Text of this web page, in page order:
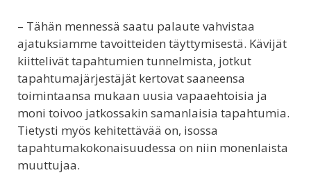
– Tähän mennessä saatu palaute vahvistaa
ajatuksiamme tavoitteiden täyttymisestä. Kävijät
kiittelivät tapahtumien tunnelmista, jotkut
tapahtumajärjestäjät kertovat saaneensa
toimintaansa mukaan uusia vapaaehtoisia ja
moni toivoo jatkossakin samanlaisia tapahtumia.
Tietysti myös kehitettävää on, isossa
tapahtumakokonaisuudessa on niin monenlaista
muuttujaa.